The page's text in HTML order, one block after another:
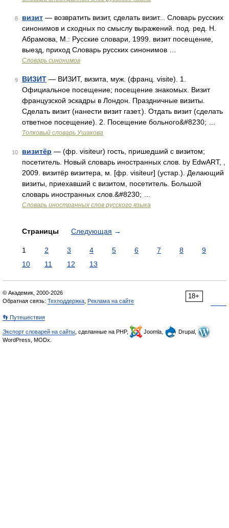
8 визит — возвратить визит, сделать визит... Словарь русских
синонимов и сходных по смыслу выражений. под. ред. Н.
Абрамова, М.: Русские словари, 1999. визит посещение,
выезд, приход Словарь русских синонимов …
Словарь синонимов
9 ВИЗИТ — ВИЗИТ, визита, муж. (франц. visite). 1.
Официальное посещение; посещение знакомых. Визит
французской эскадры в Лондон. Праздничные визиты.
Сделать визит (нанести визит газет.). Отдать визит (сделать
ответное посещение). 2. Посещение больного&#8230; …
Толковый словарь Ушакова
10 визитёр — (фр. visiteur) гость, пришедший с визитом;
посетитель. Новый словарь иностранных слов. by EdwART, ,
2009. визитёр визитера, м. [фр. visiteur] (устар.). Делающий
визиты, приехавший с визитом, посетитель. Большой
словарь иностранных слов.&#8230; …
Словарь иностранных слов русского языка
Страницы Следующая →
1 2 3 4 5 6 7 8
9
10
11 12 13
18+
© Академик, 2000-2026
Обратная связь: Техподдержка Реклама на сайте
👣 Путешествия
Экспорт словарей на сайты , сделанные на PHP, Joomla,
Drupal,
WordPress, MODx.